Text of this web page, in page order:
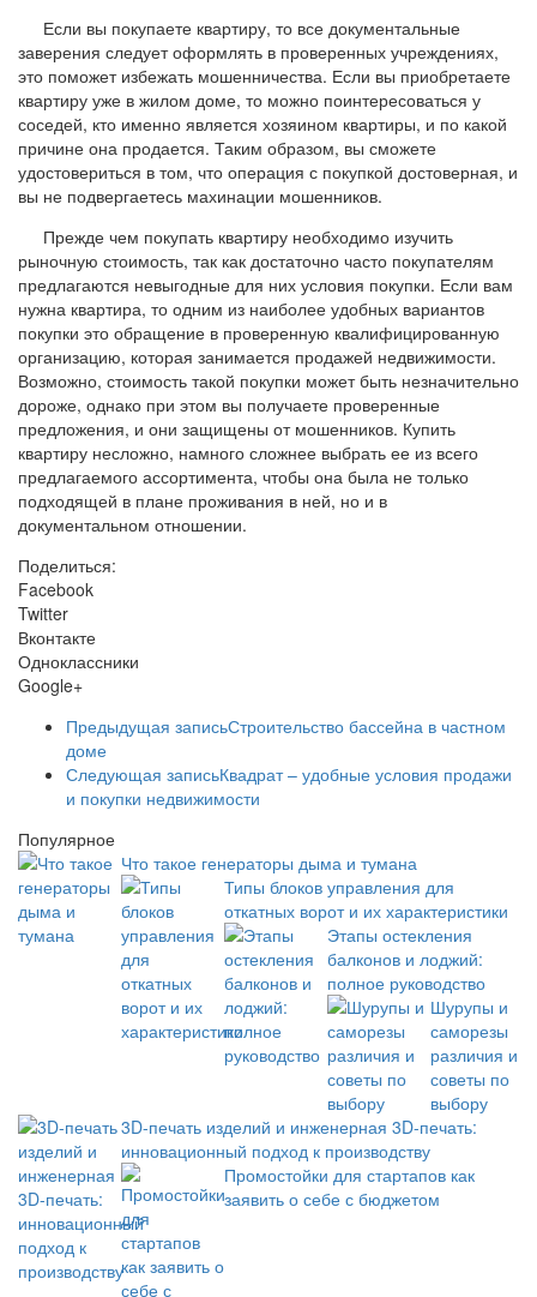
Если вы покупаете квартиру, то все документальные
заверения следует оформлять в проверенных учреждениях,
это поможет избежать мошенничества. Если вы приобретаете
квартиру уже в жилом доме, то можно поинтересоваться у
соседей, кто именно является хозяином квартиры, и по какой
причине она продается. Таким образом, вы сможете
удостовериться в том, что операция с покупкой достоверная, и
вы не подвергаетесь махинации мошенников.
Прежде чем покупать квартиру необходимо изучить
рыночную стоимость, так как достаточно часто покупателям
предлагаются невыгодные для них условия покупки. Если вам
нужна квартира, то одним из наиболее удобных вариантов
покупки это обращение в проверенную квалифицированную
организацию, которая занимается продажей недвижимости.
Возможно, стоимость такой покупки может быть незначительно
дороже, однако при этом вы получаете проверенные
предложения, и они защищены от мошенников. Купить
квартиру несложно, намного сложнее выбрать ее из всего
предлагаемого ассортимента, чтобы она была не только
подходящей в плане проживания в ней, но и в
документальном отношении.
Поделиться:
Facebook
Twitter
Вконтакте
Одноклассники
Google+
Предыдущая записьСтроительство бассейна в частном
доме
Следующая записьКвадрат – удобные условия продажи
и покупки недвижимости
Популярное
Что такое генераторы дыма и тумана
Типы блоков управления для
откатных ворот и их характеристики
Этапы остекления
балконов и лоджий:
полное руководство
Шурупы и
саморезы
различия и
советы по
выбору
3D-печать изделий и инженерная 3D-печать:
инновационный подход к производству
Промостойки для стартапов как
заявить о себе с бюджетом